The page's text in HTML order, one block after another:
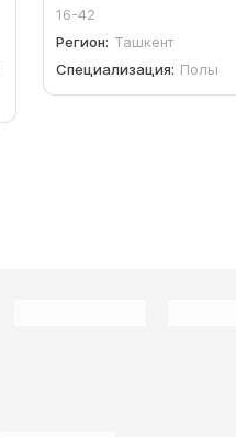
16-42
Регион: Ташкент
Специализация: Полы